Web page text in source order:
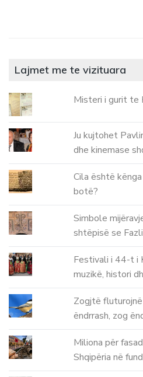
Lajmet me te vizituara
Misteri i gurit te
Ju kujtohet
dhe kinemase
Cila është
botë?
Simbole
shtëpisë se
Festivali i 44-t i
muzikë, histori
Zogjtë
ëndrrash, zog
Miliona për
Shqipëria në